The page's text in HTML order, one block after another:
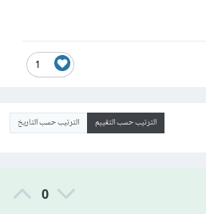
1
الترتيب حسب التقييم الترتيب حسب التاريخ
0